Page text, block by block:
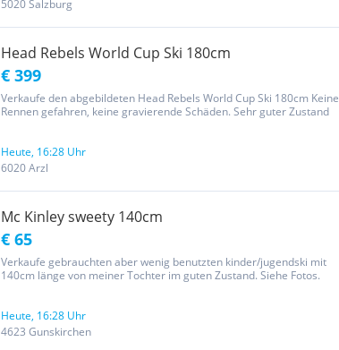
5020 Salzburg
Head Rebels World Cup Ski 180cm
€ 399
Verkaufe den abgebildeten Head Rebels World Cup Ski 180cm Keine
Rennen gefahren, keine gravierende Schäden. Sehr guter Zustand
Heute, 16:28 Uhr
6020 Arzl
Mc Kinley sweety 140cm
€ 65
Verkaufe gebrauchten aber wenig benutzten kinder/jugendski mit
140cm länge von meiner Tochter im guten Zustand. Siehe Fotos.
Heute, 16:28 Uhr
4623 Gunskirchen